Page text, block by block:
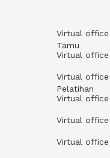
Virtual office
Tamu
Virtual
Virtual office
Pelatihan
Virtual
Virtual
Virtual office